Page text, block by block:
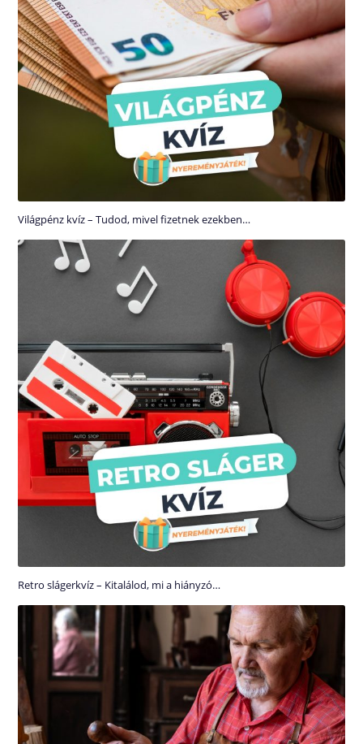
Világpénz kvíz – Tudod, mivel fizetnek ezekben…
Retro slágerkvíz – Kitalálod, mi a hiányzó…